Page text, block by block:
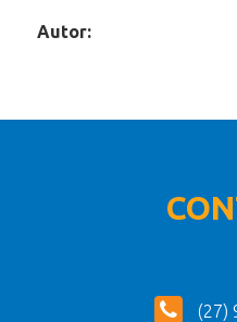
Autor:
(27)